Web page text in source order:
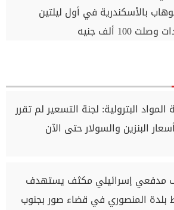
بالأسكندرية في أول ليلتين
100 ألف جنيه
البترولية: لجنة التسعير لم تقرر
البنزين والسولار حتى الآن
إسرائيلي مكثف يستهدف
بلدة المنصوري في قضاء صور بجنوب